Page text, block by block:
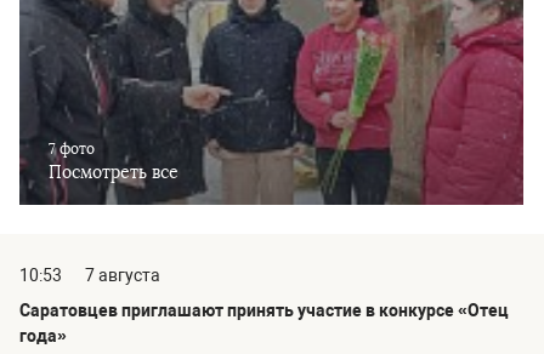
7 фото
Посмотреть все
10:53
7 августа
Саратовцев приглашают принять участие в конкурсе «Отец
года»